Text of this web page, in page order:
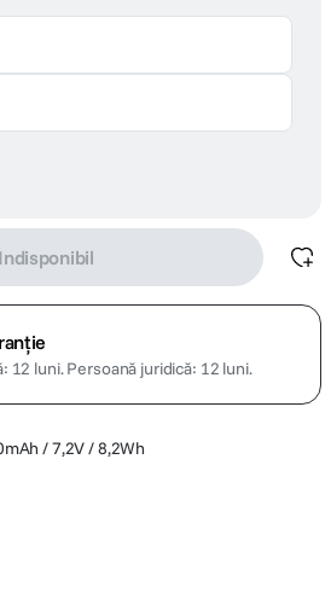
Indisponibil
12 luni.Persoană juridică: 12 luni.
/ 7,2V / 8,2Wh